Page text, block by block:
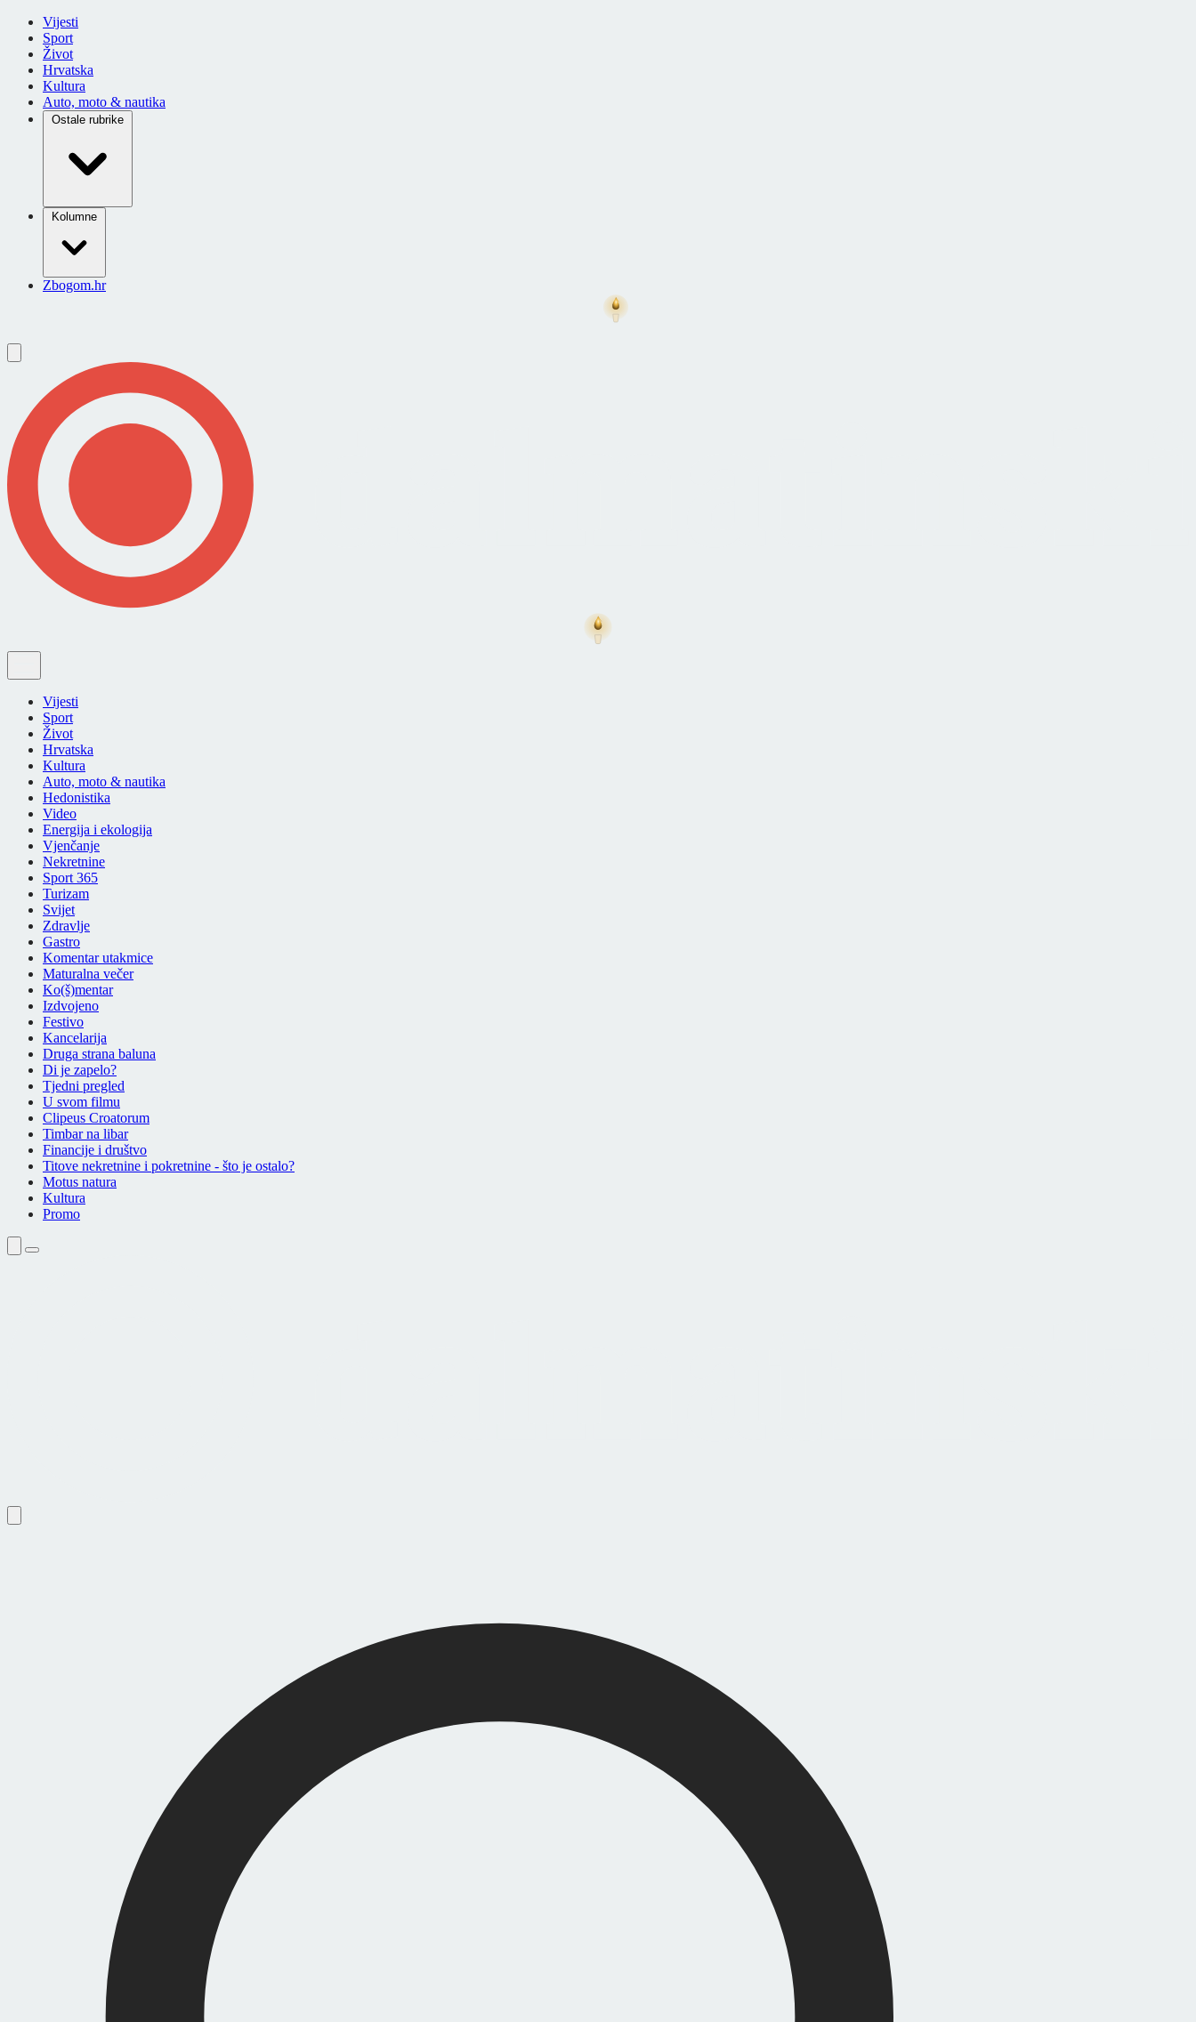
Vijesti
Sport
Život
Hrvatska
Kultura
Auto, moto & nautika
Ostale rubrike
Kolumne
Zbogom.hr
Vijesti
Sport
Život
Hrvatska
Kultura
Auto, moto & nautika
Hedonistika
Video
Energija i ekologija
Vjenčanje
Nekretnine
Sport 365
Turizam
Svijet
Zdravlje
Gastro
Komentar utakmice
Maturalna večer
Ko(š)mentar
Izdvojeno
Festivo
Kancelarija
Druga strana baluna
Di je zapelo?
Tjedni pregled
U svom filmu
Clipeus Croatorum
Timbar na libar
Financije i društvo
Titove nekretnine i pokretnine - što je ostalo?
Motus natura
Kultura
Promo